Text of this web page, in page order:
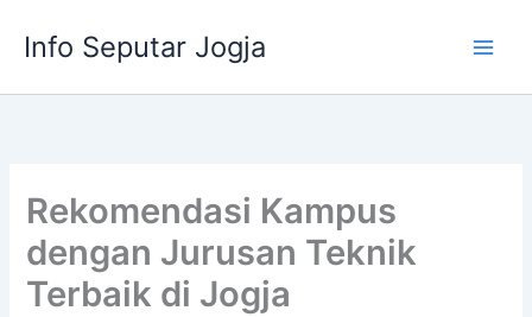
Info Seputar Jogja
Rekomendasi Kampus
dengan Jurusan Teknik
Terbaik di Jogja